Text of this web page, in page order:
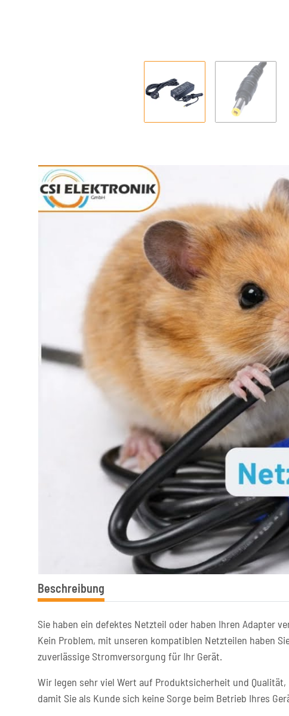
Beschreibung
Sie haben ein defektes Netzteil oder haben Ihren Adapter
Kein Problem, mit unseren kompatiblen Netzteilen haben
zuverlässige Stromversorgung für Ihr Gerät.
Wir legen sehr viel Wert auf Produktsicherheit und Qualität,
damit Sie als Kunde sich keine Sorge beim Betrieb Ihres